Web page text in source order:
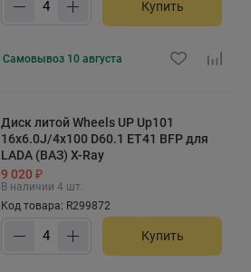
Купить
Самовывоз 10 августа
Диск литой Wheels UP Up101
16x6.0J/4x100 D60.1 ET41 BFP для
LADA (ВАЗ) X-Ray
9 020 ₽
В наличии 4 шт.
Код товара: R299872
Купить